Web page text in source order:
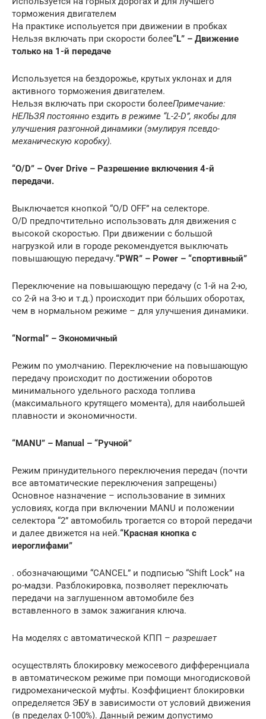
торможения двигателем
На практике испольуется при движении в пробках
Нельзя включать при скорости более“L” – Движение
только на 1-й передаче
Используется на бездорожье, крутых уклонах и для
активного торможения двигателем.
Нельзя включать при скорости болееПримечание:
НЕЛЬЗЯ постоянно ездить в режиме “L-2-D”, якобы для
улучшения разгонной динамики (эмулируя псевдо-
механическую коробку).
“O/D” – Over Drive – Разрешение включения 4-й
передачи.
Выключается кнопкой “O/D OFF” на селекторе.
O/D предпочтительно использовать для движения с
высокой скоростью. При движении с большой
нагрузкой или в городе рекомендуется выключать
повышающую передачу.“PWR” – Power – “спортивный”
Переключение на повышающую передачу (с 1-й на 2-ю,
со 2-й на 3-ю и т.д.) происходит при бóльших оборотах,
чем в нормальном режиме – для улучшения динамики.
“Normal” – Экономичный
Режим по умолчанию. Переключение на повышающую
передачу происходит по достижении оборотов
минимального удельного расхода топлива
(максимального крутящего момента), для наибольшей
плавности и экономичности.
“MANU” – Manual – “Ручной”
Режим принудительного переключения передач (почти
все автоматические переключения запрещены)
Основное назначение – использование в зимних
условиях, когда при включении MANU и положении
селектора “2” автомобиль трогается со второй передачи
и далее движется на ней.“Красная кнопка с
иероглифами”
. обозначающими “CANCEL” и подписью “Shift Lock” на
ро-мадзи. Разблокировка, позволяет переключать
передачи на заглушенном автомобиле без
вставленного в замок зажигания ключа.
На моделях с автоматической КПП – разрешает
осуществлять блокировку межосевого дифференциала
в автоматическом режиме при помощи многодисковой
гидромеханической муфты. Коэффициент блокировки
определяется ЭБУ в зависимости от условий движения
(в пределах 0-100%). Данный режим допустимо